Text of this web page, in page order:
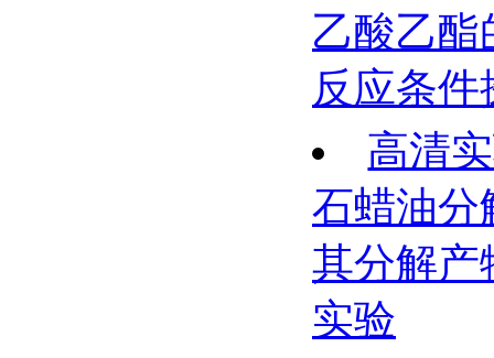
乙酸乙酯
反应条件
高清
石蜡油分
其分解产
实验